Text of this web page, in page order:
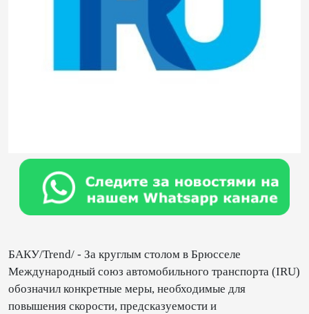
БАКУ/Trend/ - За круглым столом в Брюсселе
Международный союз автомобильного транспорта (IRU)
обозначил конкретные меры, необходимые для
повышения скорости, предсказуемости и